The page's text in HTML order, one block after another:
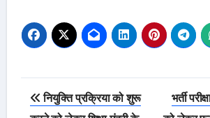
Post
नियुक्ति प्रक्रिया को शुरू
भर्ती